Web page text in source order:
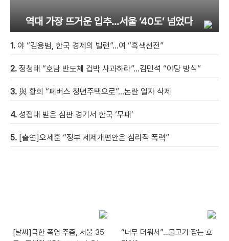
역대 가장 뜨거운 입추…서울 ‘40도’ 넘었다
1. 야 “김용범, 한국 경제의 빌런”…여 “흑색선전”
2. 정청래 “호남 반도체 겁박 사과하라”…김민석 “야당 방식”
3. 與 황희 “폐버스 청년주택으로”…논란 일자 삭제
4. 성접대 받은 심판 경기서 한국 ‘무패’
5. [출연]오세훈 “정부 세제개편안은 심리적 폭력”
[날씨]극한 폭염 주춤, 서울 35
“너무 더워서”…물고기 잡는 호